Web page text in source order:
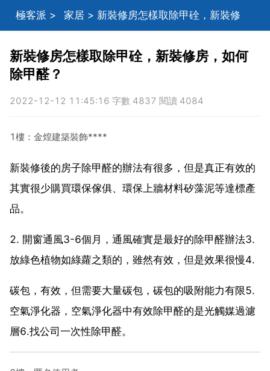
極客派 > 家居 > 新裝修房怎樣取除甲硂，新裝修
房，如何除甲醛？
新裝修房怎樣取除甲硂，新裝修房，如何
除甲醛？
2022-12-12 11:45:16 字數 4837 閱讀 4084
1樓：金煌建築裝飾****
新裝修後的房子除甲醛的辦法有很多，但是真正有效的
其實很少購買環保傢俱、環保上牆材料矽藻泥等達標產
品。
2. 開窗通風3-6個月，通風確實是最好的除甲醛辦法3.
放綠色植物如綠蘿之類的，雖然有效，但是效果很慢4.
碳包，有效，但需要大量碳包，碳包的吸附能力有限5.
空氣淨化器，空氣淨化器中有效除甲醛的是光觸媒過濾
層6.找公司一次性除甲醛。